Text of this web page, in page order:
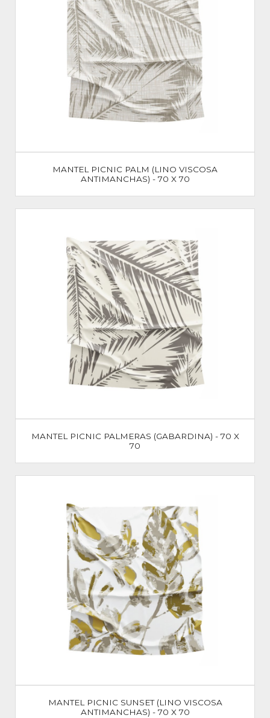
MANTEL PICNIC PALM (LINO VISCOSA
ANTIMANCHAS) - 70 X 70
MANTEL PICNIC PALMERAS (GABARDINA) - 70 X
70
MANTEL PICNIC SUNSET (LINO VISCOSA
ANTIMANCHAS) - 70 X 70